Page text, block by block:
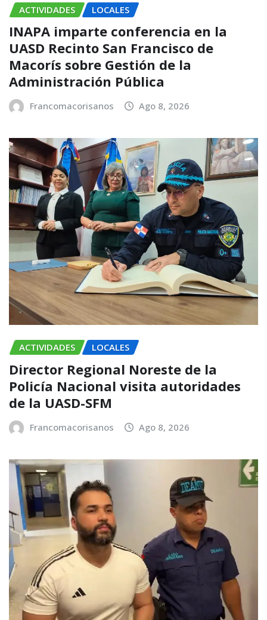
ACTIVIDADES LOCALES
INAPA imparte conferencia en la
UASD Recinto San Francisco de
Macorís sobre Gestión de la
Administración Pública
Francomacorisanos Ago 8, 2026
ACTIVIDADES LOCALES
Director Regional Noreste de la
Policía Nacional visita autoridades
de la UASD-SFM
Francomacorisanos Ago 8, 2026